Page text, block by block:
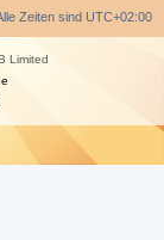
Zeiten sind UTC+02:00
Limited